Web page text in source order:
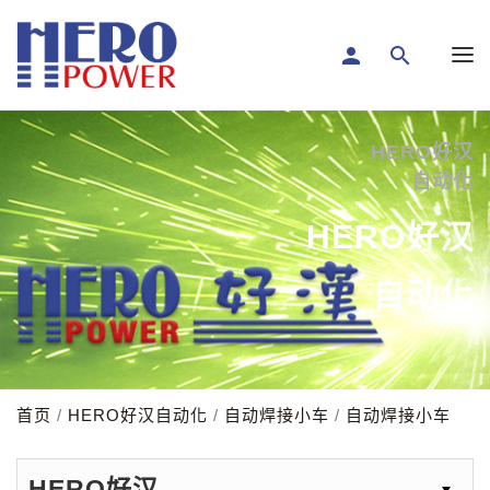
person search
HERO好汉
自动化
HERO好汉
自动化
首页 / HERO好汉自动化 / 自动焊接小车 / 自动焊接小车